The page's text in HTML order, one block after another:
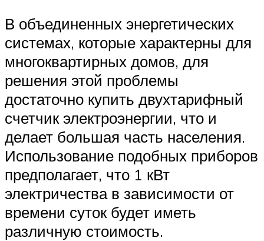
В объединенных энергетических
системах, которые характерны для
многоквартирных домов, для
решения этой проблемы
достаточно купить двухтарифный
счетчик электроэнергии, что и
делает большая часть населения.
Использование подобных приборов
предполагает, что 1 кВт
электричества в зависимости от
времени суток будет иметь
различную стоимость.